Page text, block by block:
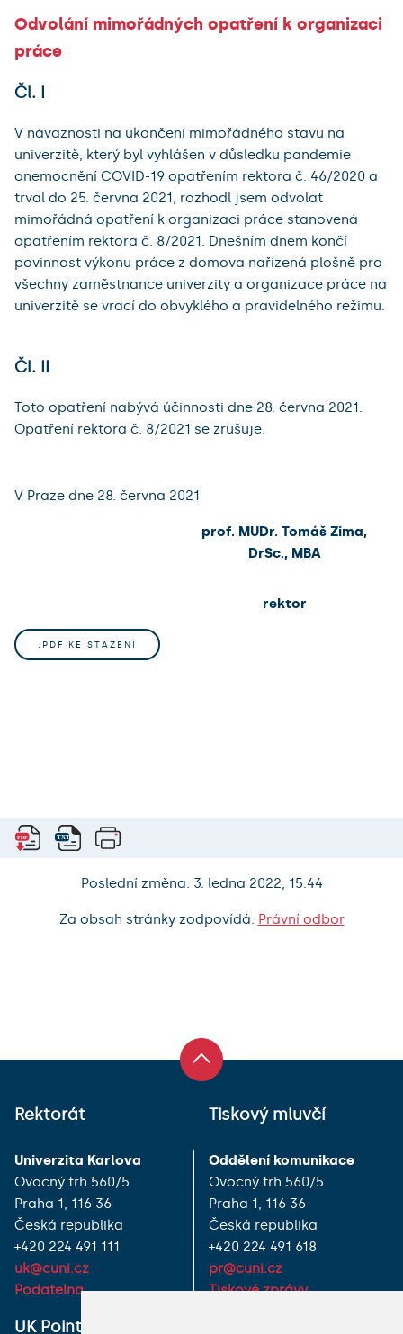
Odvolání mimořádných opatření k organizaci
práce
Čl. I
V návaznosti na ukončení mimořádného stavu na
univerzitě, který byl vyhlášen v důsledku pandemie
onemocnění COVID-19 opatřením rektora č. 46/2020 a
trval do 25. června 2021, rozhodl jsem odvolat
mimořádná opatření k organizaci práce stanovená
opatřením rektora č. 8/2021. Dnešním dnem končí
povinnost výkonu práce z domova nařízená plošně pro
všechny zaměstnance univerzity a organizace práce na
univerzitě se vrací do obvyklého a pravidelného režimu.
Čl. II
Toto opatření nabývá účinnosti dne 28. června 2021.
Opatření rektora č. 8/2021 se zrušuje.
V Praze dne 28. června 2021
prof. MUDr. Tomáš Zima,
DrSc., MBA
rektor
.PDF KE STAŽENÍ
Poslední změna: 3. ledna 2022, 15:44
Za obsah stránky zodpovídá: Právní odbor
Rektorát
Univerzita Karlova
Ovocný trh 560/5
Praha 1, 116 36
Česká republika
+420 224 491 111
uk@cuni.cz
Podatelna
Tiskový mluvčí
Oddělení komunikace
Ovocný trh 560/5
Praha 1, 116 36
Česká republika
+420 224 491 618
pr@cuni.cz
Tiskové zprávy
UK Point